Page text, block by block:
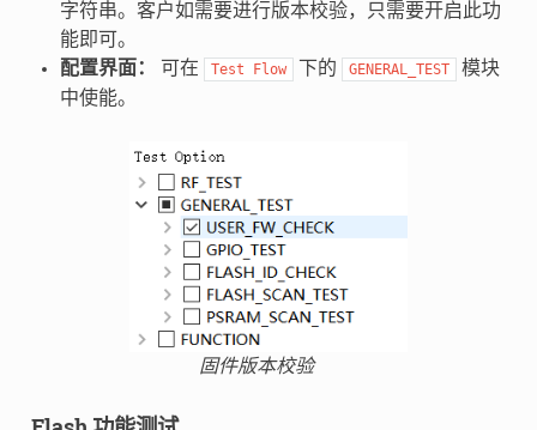
字符串。客户如需要进行版本校验，只需要开启此功
能即可。
配置界面：
可在 Test Flow 下的 GENERAL_TEST
模块
中使能。
固件版本校验